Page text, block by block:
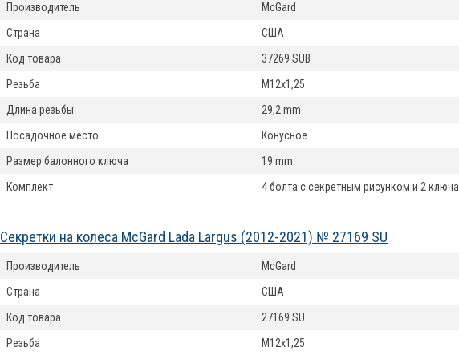
Производитель
McGard
Страна
США
Код товара
37269 SUB
Резьба
M12x1,25
Длина резьбы
29,2 mm
Посадочное место
Конусное
Размер балонного ключа
19 mm
Комплект
4 болта с секретным рисунком и 2 ключа
Секретки на колеса McGard Lada Largus (2012-2021) № 27169 SU
Производитель
McGard
Страна
США
Код товара
27169 SU
Резьба
M12x1,25